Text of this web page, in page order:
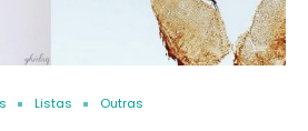
Listas Outras